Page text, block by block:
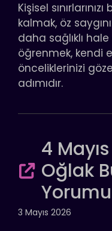
Kişisel
kalmak, öz
daha sağlıklı
öğrenmek, kendi
önceliklerinizi
adımıdır.
4
Oğlak
Yorumu
3 Mayıs 2026